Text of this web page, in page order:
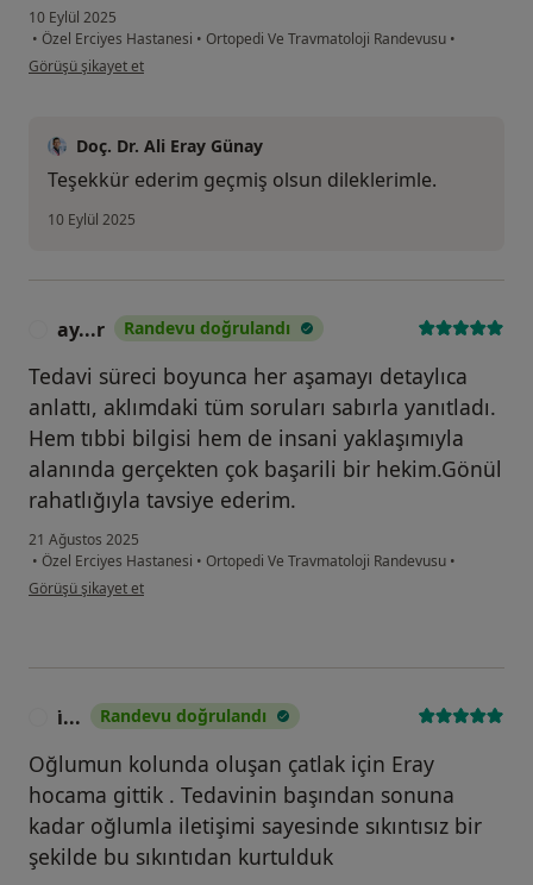
10 Eylül 2025
• Özel Erciyes Hastanesi • Ortopedi Ve Travmatoloji Randevusu •
kullanıcının görüşüne göre mu...
Görüşü şikayet et
Doç. Dr. Ali Eray Günay
Teşekkür ederim geçmiş olsun dileklerimle.
10 Eylül 2025
ay...r Randevu doğrulandı
Tedavi süreci boyunca her aşamayı detaylıca
anlattı, aklımdaki tüm soruları sabırla yanıtladı.
Hem tıbbi bilgisi hem de insani yaklaşımıyla
alanında gerçekten çok başarili bir hekim.Gönül
rahatlığıyla tavsiye ederim.
21 Ağustos 2025
• Özel Erciyes Hastanesi • Ortopedi Ve Travmatoloji Randevusu •
kullanıcının görüşüne göre ay...r
Görüşü şikayet et
i̇... Randevu doğrulandı
Oğlumun kolunda oluşan çatlak için Eray
hocama gittik . Tedavinin başından sonuna
kadar oğlumla iletişimi sayesinde sıkıntısız bir
şekilde bu sıkıntıdan kurtulduk